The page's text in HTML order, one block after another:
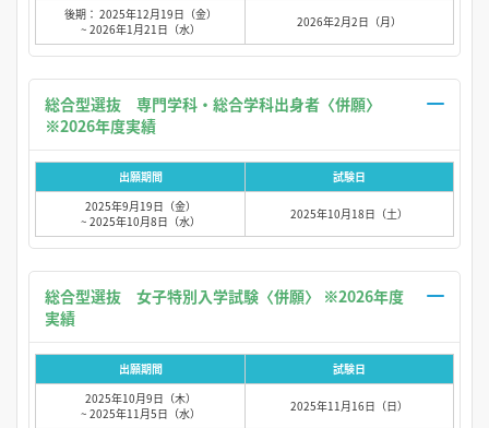
後期： 2025年12月19日（金）
~ 2026年1月21日（水）
2026年2月2日（月）
総合型選抜 専門学科・総合学科出身者〈併願〉
出願期間
試験日
2025年9月19日（金）
~ 2025年10月8日（水）
2025年10月18日（土）
総合型選抜 女子特別入学試験〈併願〉 ※2026年度
出願期間
試験日
2025年10月9日（木）
~ 2025年11月5日（水）
2025年11月16日（日）